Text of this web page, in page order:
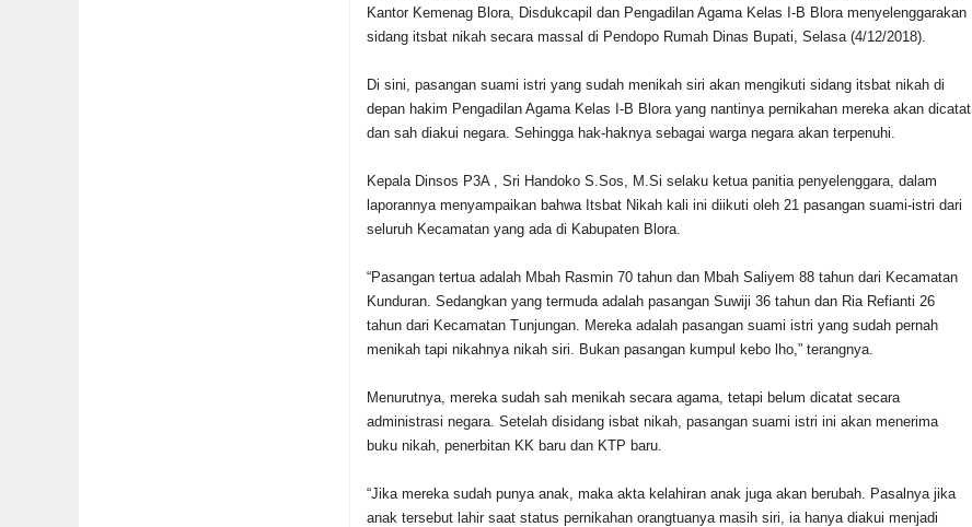
Kantor Kemenag Blora, Disdukcapil dan Pengadilan Agama Kelas I-B Blora menyelenggarakan
sidang itsbat nikah secara massal di Pendopo Rumah Dinas Bupati, Selasa (4/12/2018).
Di sini, pasangan suami istri yang sudah menikah siri akan mengikuti sidang itsbat nikah di
depan hakim Pengadilan Agama Kelas I-B Blora yang nantinya pernikahan mereka akan dicatat
dan sah diakui negara. Sehingga hak-haknya sebagai warga negara akan terpenuhi.
Kepala Dinsos P3A , Sri Handoko S.Sos, M.Si selaku ketua panitia penyelenggara, dalam
laporannya menyampaikan bahwa Itsbat Nikah kali ini diikuti oleh 21 pasangan suami-istri dari
seluruh Kecamatan yang ada di Kabupaten Blora.
“Pasangan tertua adalah Mbah Rasmin 70 tahun dan Mbah Saliyem 88 tahun dari Kecamatan
Kunduran. Sedangkan yang termuda adalah pasangan Suwiji 36 tahun dan Ria Refianti 26
tahun dari Kecamatan Tunjungan. Mereka adalah pasangan suami istri yang sudah pernah
menikah tapi nikahnya nikah siri. Bukan pasangan kumpul kebo lho,” terangnya.
Menurutnya, mereka sudah sah menikah secara agama, tetapi belum dicatat secara
administrasi negara. Setelah disidang isbat nikah, pasangan suami istri ini akan menerima
buku nikah, penerbitan KK baru dan KTP baru.
“Jika mereka sudah punya anak, maka akta kelahiran anak juga akan berubah. Pasalnya jika
anak tersebut lahir saat status pernikahan orangtuanya masih siri, ia hanya diakui menjadi